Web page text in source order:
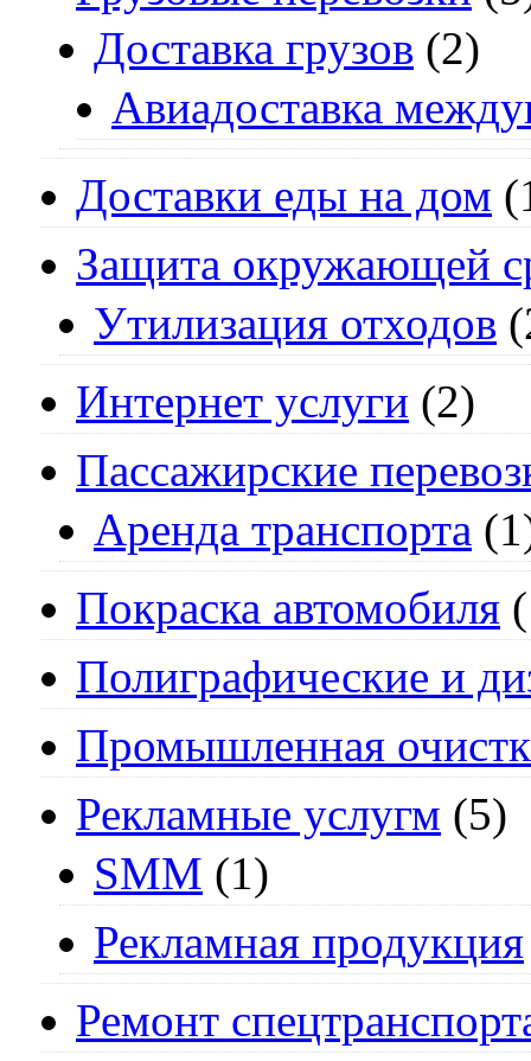
Доставка грузов (2)
Авиадоставка
Доставки еды на дом
Защита окружающей
Утилизация отходов
Интернет услуги (2)
Пассажирские
Аренда транспорта
Покраска автомобиля
Полиграфические и
Промышленная
Рекламные услугм (5)
SMM (1)
Рекламная продукция
Ремонт